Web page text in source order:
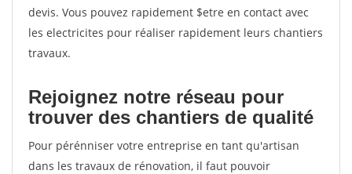
devis. Vous pouvez rapidement $etre en contact avec
les electricites pour réaliser rapidement leurs chantiers
travaux.
Rejoignez notre réseau pour
trouver des chantiers de qualité
Pour pérénniser votre entreprise en tant qu'artisan
dans les travaux de rénovation, il faut pouvoir